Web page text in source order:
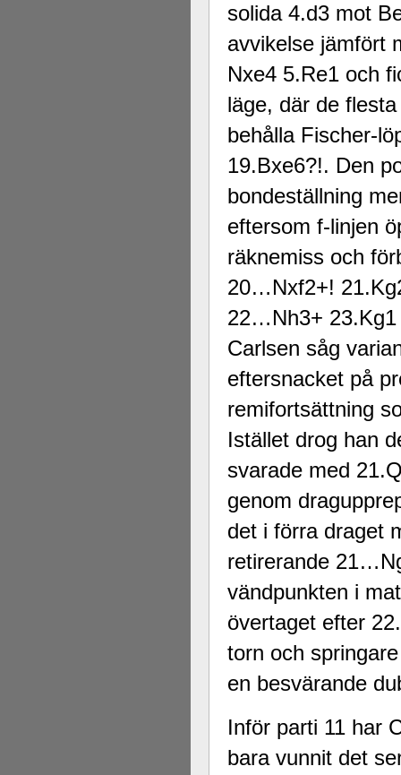
solida 4.d3 mot
avvikelse jämfört
Nxe4 5.Re1 och
läge, där de
behålla Fischer-
19.Bxe6?!. Den
bondeställning
eftersom f-linjen
räknemiss och
20…Nxf2+!
22…Nh3+ 23.Kg1
Carlsen såg
eftersnacket på
remifortsättning
Istället drog han
svarade med
genom
det i förra draget
retirerande
vändpunkten i
övertaget efter
torn och
en besvärande
Inför parti 11 har
bara vunnit det